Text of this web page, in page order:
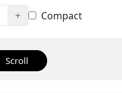
+ Compact
Scroll